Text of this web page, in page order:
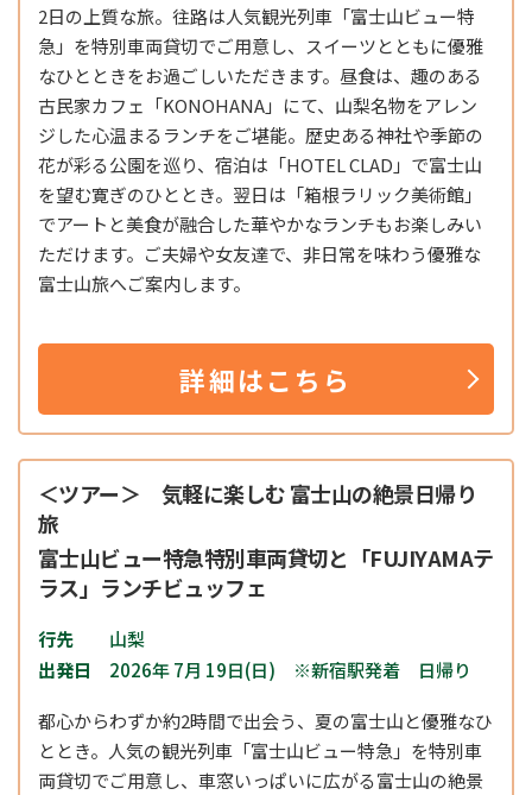
2日の上質な旅。往路は人気観光列車「富士山ビュー特
急 」を特別車両貸切でご用意し、スイーツとともに優雅
なひとときをお過ごしいただきます。昼食は、趣のある
古民家カフェ「KONOHANA」にて、山梨名物をアレン
ジした心温まるランチをご堪能。歴史ある神社や季節の
花が彩る公園を巡り、宿泊は「HOTEL CLAD」で富士山
を望む寛ぎのひととき。翌日は「箱根ラリック美術館」
でアートと美食が融合した華やかなランチもお楽しみい
ただけます。ご夫婦や女友達で、非日常を味わう優雅な
富士山旅へご案内します。
詳細はこちら
＜ツアー＞ 気軽に楽しむ 富士山の絶景日帰り
旅
富士山ビュー特急特別車両貸切と「FUJIYAMAテ
ラス」ランチビュッフェ
行先
山梨
出発日
2026年 7月 19日(日) ※新宿駅発着 日帰り
都心からわずか約2時間で出会う、夏の富士山と優雅なひ
ととき。人気の観光列車「富士山ビュー特急 」を特別車
両貸切でご用意し、車窓いっぱいに広がる富士山の絶景